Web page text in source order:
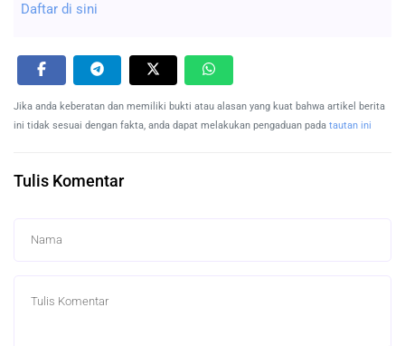
Daftar di sini
Jika anda keberatan dan memiliki bukti atau alasan yang kuat bahwa artikel berita
ini tidak sesuai dengan fakta, anda dapat melakukan pengaduan pada tautan ini
Tulis Komentar